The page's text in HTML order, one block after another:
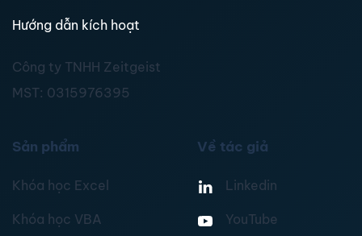
Hướng dẫn kích hoạt
Công ty TNHH Zeitgeist
MST: 0315976395
Sản phẩm
Khóa học Excel
Khóa học VBA
Về tác giả
Linkedin
YouTube